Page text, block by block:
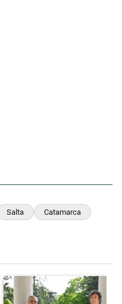
Salta Catamarca
"Tensión Lula-Milei:
Un artículo de tendencia con